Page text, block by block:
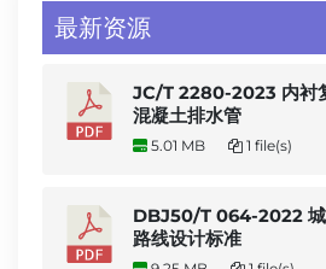
最新资源
JC/T 2280-2023 内衬
混凝土排水管
5.01 MB 1 file(s)
DBJ50/T 064-2022 城
路线设计标准